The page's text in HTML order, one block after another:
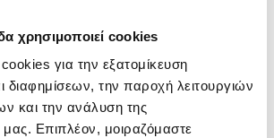
χρησιμοποιεί cookies
για την εξατομίκευση
διαφημίσεων, την παροχή λειτουργιών
και την ανάλυση της
μας. Επιπλέον, μοιραζόμαστε
Εγκαταστάσεις Ελευσίνας